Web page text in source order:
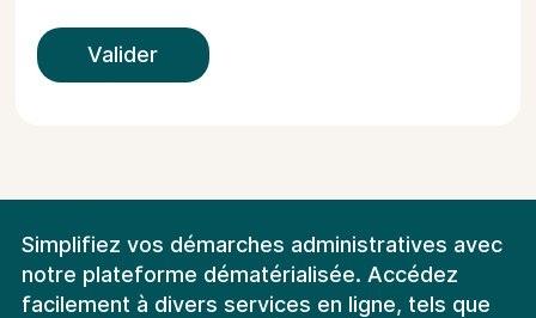
Valider
Simplifiez vos démarches administratives avec
notre plateforme dématérialisée. Accédez
facilement à divers services en ligne, tels que